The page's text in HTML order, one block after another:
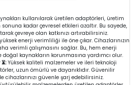
kullanılarak üretilen adaptörleri, üretim
kadar çevresel etkileri azaltır. Bu sayede,
çevreye olan katkınızı artırabilirsiniz.
enerji verimliliği ile öne çıkar. Cihazlarınızın
verimli çalışmasını sağlar. Bu, hem enerji
doğal kaynakların korunmasına yardımcı olur.
Yüksek kaliteli malzemeler ve ileri teknoloji
uzun ömürlü ve dayanıklıdır. Güvenilir
cihazlarınızı güvenle şarj edebilirsiniz.